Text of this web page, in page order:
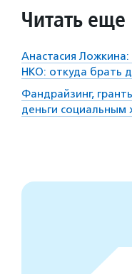
Читать еще
Анастасия
НКО: откуда брать
Фандрайзинг,
деньги социальным